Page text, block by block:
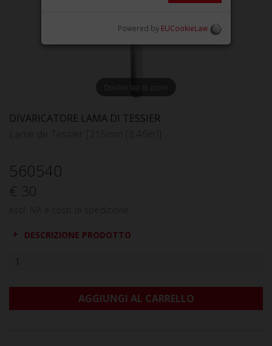
Double tap to zoom
DIVARICATORE LAMA DI TESSIER
560540
€ 30
DESCRIZIONE PRODOTTO
AGGIUNGI AL CARRELLO
Powered by EUCookieLaw